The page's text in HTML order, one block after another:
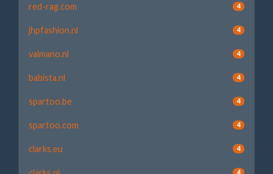
red-rag.com 4
jhpfashion.nl 4
valmano.nl 4
babista.nl 4
spartoo.be 4
spartoo.com 4
clarks.eu 4
4